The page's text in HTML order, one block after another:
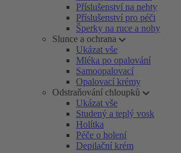
Příslušenství na nehty
Příslušenství pro péči
Šperky na ruce a nohy
Slunce a ochrana
Ukázat vše
Mléka po opalování
Samoopalovací
Opalovací krémy
Odstraňování chloupků
Ukázat vše
Studený a teplý vosk
Holítka
Péče o holení
Depilační krém